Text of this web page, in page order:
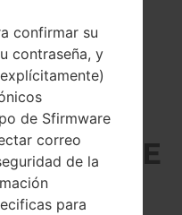
T408 DE
confirmar su
contraseña, y
de Sfirmware
correo
de la
para